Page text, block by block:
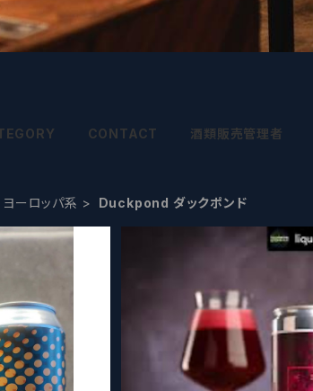
CONTACT 酒類販売管理者
ーロッパ系 Duckpond ダックポンド